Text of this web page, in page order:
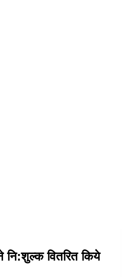
वितरित किये